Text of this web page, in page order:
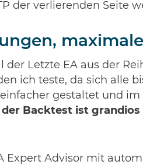
der verlierenden Seite
der Letzte EA aus der
ich teste, da sich alle
einfacher gestaltet und
der Backtest ist grandios
Expert Advisor mit